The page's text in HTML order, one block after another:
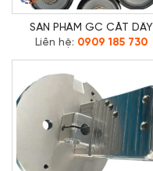
SẢN PHẨM GC CẮT DÂY
Liên hệ: 0909 185 730